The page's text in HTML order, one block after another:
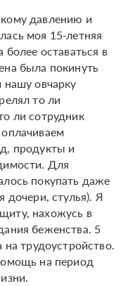
давлению и
моя 15-летняя
оставаться в
была покинуть
овчарку
то ли
ли сотрудник
продукты и
Для
покупать даже
дочери, стулья). Я
нахожусь в
беженства. 5
трудоустройство.
на период